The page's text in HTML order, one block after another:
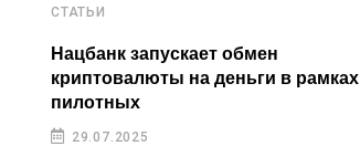
СТАТЬИ
Нацбанк запускает обмен
криптовалюты на деньги в рамках
пилотных
29.07.2025